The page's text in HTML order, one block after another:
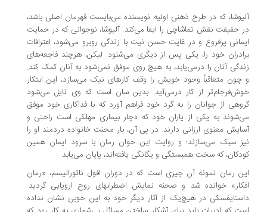
که در طرح ذهنی اولیه نویسنده می‌بایست قهرمان اصلی باشد،
حقیقت نقش تماشاچی را ایفا می‌کند. آلیوشا، نوجوانی که در حمایت
پرفروغ و در غایت حسن نیت با زندگی روبرو می‌شود، اعترافات
خود را، یکی پس از دیگری می‌شنود. لیکن، هرچند فاجعه‌های
آنان را درمی‌یابد، به هیچ روی موفق نمی‌شود به آنان کمک کند.
متعاقباً وجود خویش را وقف کارهای نیک می‌سازد، این ابتکار
از کار درمی‌آید. بدین سان است که وی نایل می‌شود
از جوانان را به گرد خود فراهم آورد که با فداکاری خود موفق
به یکی از یاران خود که دچار بیماری مهلکی است راحتی و
معنوی ارزانی دارند. در پی آن، بار محنت خانواده دردمند او را
سبک می‌سازند؛ و روایت این خوان رمان با سرود ایمان همین
که سخت همبستگی و یگانگی یافته‌اند، پایان می‌یابد.
رمان نمونه آن چیزی است که در دوران افول ناتورالیسم، «رمان
خوانده شد و صحنه نمایش اضطرابهای روح اروپایی گردید.
در هیچ‌یک از آثار دیگر خود به این خوبی نشان نداده